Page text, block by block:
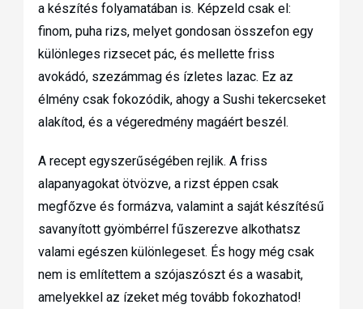
a készítés folyamatában is. Képzeld csak el:
finom, puha rizs, melyet gondosan összefon egy
különleges rizsecet pác, és mellette friss
avokádó, szezámmag és ízletes lazac. Ez az
élmény csak fokozódik, ahogy a Sushi tekercseket
alakítod, és a végeredmény magáért beszél.
A recept egyszerűségében rejlik. A friss
alapanyagokat ötvözve, a rizst éppen csak
megfőzve és formázva, valamint a saját készítésű
savanyított gyömbérrel fűszerezve alkothatsz
valami egészen különlegeset. És hogy még csak
nem is említettem a szójaszószt és a wasabit,
amelyekkel az ízeket még tovább fokozhatod!